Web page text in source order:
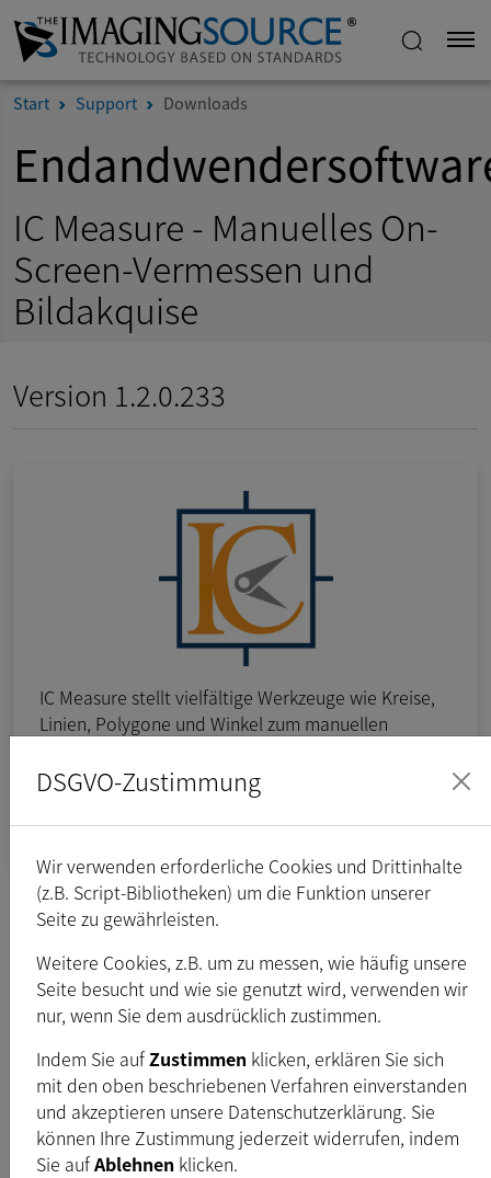
Start Support Downloads
IC Measure - Manuelles On-
Screen-Vermessen und
Bildakquise
Version 1.2.0.233
IC Measure stellt vielfältige Werkzeuge wie Kreise,
Linien, Polygone und Winkel zum manuellen
macht es leicht, Längen, Winkel und Flächen direkt
auf dem Bildschirm auszumessen. Die gemessenen
Daten können als CSV exportiert werden.
Platform:
Windows
Version:
1.2.0.233
Freigegeben:
Nov. 2015
Dateigröße:
26,1MB
Download
DSGVO-Zustimmung
Wir verwenden erforderliche Cookies und Drittinhalte
(z.B. Script-Bibliotheken) um die Funktion unserer
Seite zu gewährleisten.
Weitere Cookies, z.B. um zu messen, wie häufig unsere
Seite besucht und wie sie genutzt wird, verwenden wir
nur, wenn Sie dem ausdrücklich zustimmen.
Indem Sie aufZustimmen klicken, erklären Sie sich
mit den oben beschriebenen Verfahren einverstanden
und akzeptieren unsere Datenschutzerklärung. Sie
können Ihre Zustimmung jederzeit widerrufen, indem
Sie aufAblehnen klicken.